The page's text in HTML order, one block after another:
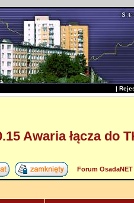
|
Awaria łącza do
Forum